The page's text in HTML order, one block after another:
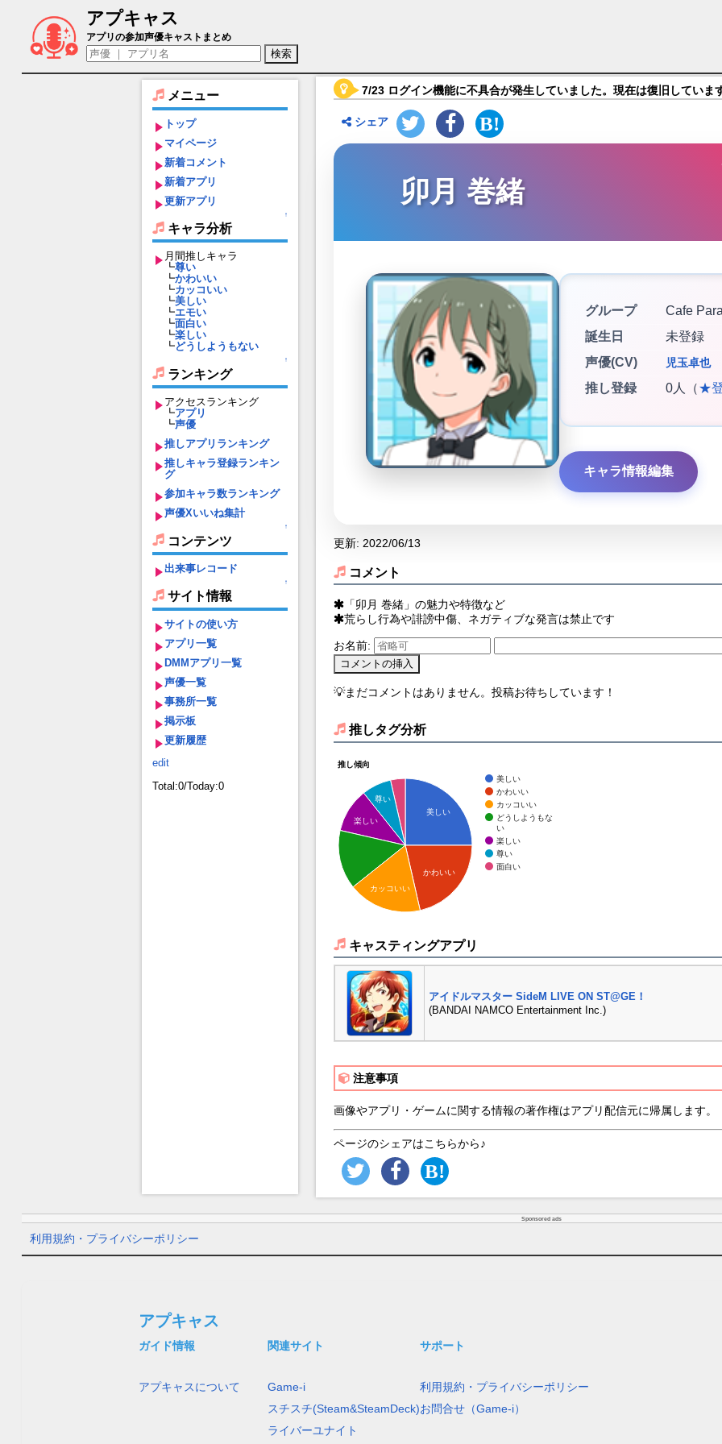
アプキャス
卯月 巻緒（声優：児玉卓也)【アイドルマスター SideM LIVE ON ST@GE！】キャラ紹介
アプリの参加声優キャストまとめ
メニュー
トップ
マイページ
新着コメント
新着アプリ
更新アプリ
↑
キャラ分析
月間推しキャラ
┗尊い
┗かわいい
┗カッコいい
┗美しい
┗エモい
┗面白い
┗楽しい
┗どうしようもない
↑
ランキング
アクセスランキング
┗アプリ
┗声優
推しアプリランキング
推しキャラ登録ランキン
グ
参加キャラ数ランキング
声優Xいいね集計
↑
コンテンツ
出来事レコード
↑
サイト情報
サイトの使い方
アプリ一覧
DMMアプリ一覧
声優一覧
事務所一覧
掲示板
更新履歴
edit
Total:0/Today:0
7/23 ログイン機能に不具合が発生していました。現在は復旧していま
シェア
卯月 巻緒
グループ
Cafe
誕生日
未登録
声優(CV)
児玉卓也
推し登録 0人（★
キャラ情報編集
更新: 2022/06/13
コメント
「卯月 巻緒」の魅力や特徴など
荒らし行為や誹謗中傷、ネガティブな発言は禁止です
お名前:
💡まだコメントはありません。投稿お待ちしています！
推しタグ分析
推し傾向
美しい
かわいい
カッコいい
どうしようもな
い
楽しい
尊い
面白い
美しい
かわいい
尊い
楽しい
カッコいい
キャスティングアプリ
アイドルマスター SideM LIVE ON ST@GE！
(BANDAI NAMCO Entertainment Inc.)
注意事項
画像やアプリ・ゲームに関する情報の著作権はアプリ配信元に帰属します。
ページのシェアはこちらから♪
Sponsored ads
利用規約・プライバシーポリシー
アプキャス
ガイド情報
アプキャスについて
関連サイト
Game-i
スチスチ(Steam&SteamDeck)
ライバーユナイト
サポート
利用規約・プライバシーポリシー
お問合せ（Game-i）